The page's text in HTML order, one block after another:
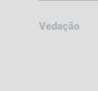
Vedação